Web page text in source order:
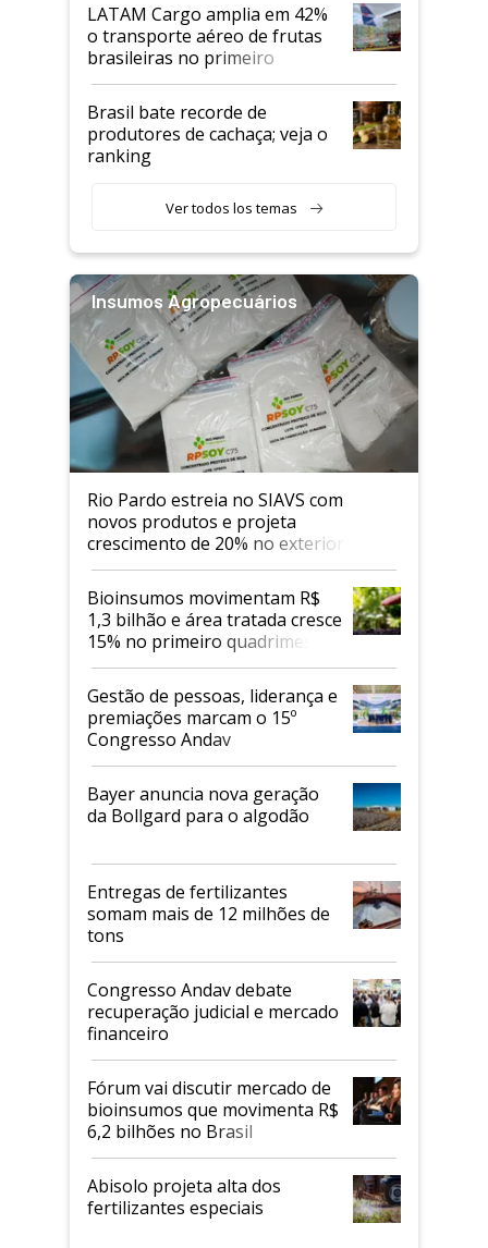
LATAM Cargo amplia em 42%
o transporte aéreo de frutas
brasileiras no primeiro
semestre
Brasil bate recorde de
produtores de cachaça; veja o
ranking
Ver todos los temas
Insumos Agropecuários
Rio Pardo estreia no SIAVS com
novos produtos e projeta
crescimento de 20% no exterior
Bioinsumos movimentam R$
1,3 bilhão e área tratada cresce
15% no primeiro quadrimestre
de 2026
Gestão de pessoas, liderança e
premiações marcam o 15º
Congresso Andav
Bayer anuncia nova geração
da Bollgard para o algodão
Entregas de fertilizantes
somam mais de 12 milhões de
tons
Congresso Andav debate
recuperação judicial e mercado
financeiro
Fórum vai discutir mercado de
bioinsumos que movimenta R$
6,2 bilhões no Brasil
Abisolo projeta alta dos
fertilizantes especiais